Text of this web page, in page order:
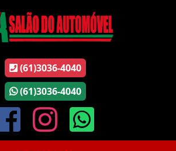
(61)3036-4040
(61)3036-4040